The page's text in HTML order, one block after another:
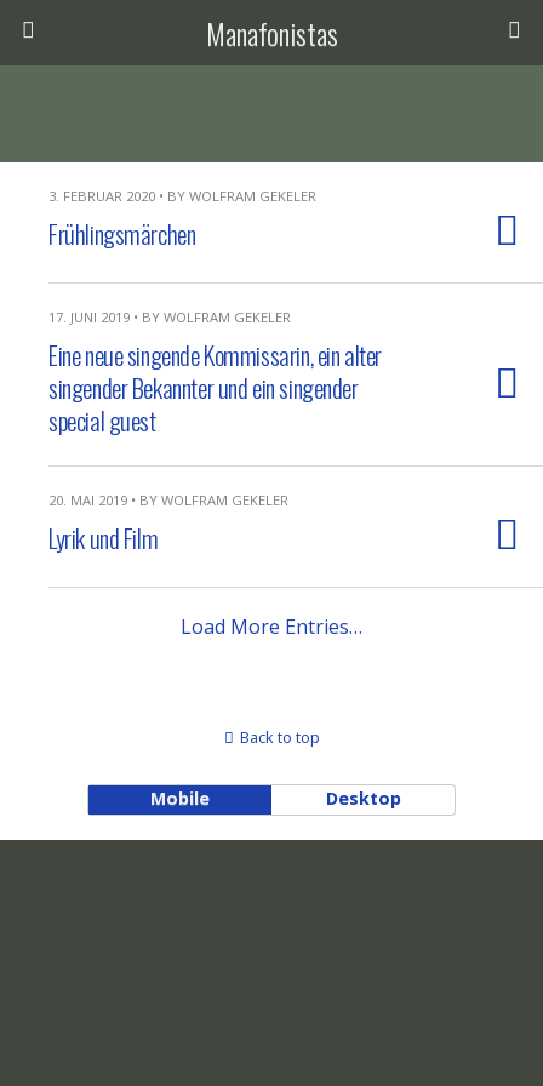
Manafonistas
3. FEBRUAR 2020 • BY WOLFRAM GEKELER
Frühlingsmärchen
17. JUNI 2019 • BY WOLFRAM GEKELER
Eine neue singende Kommissarin, ein alter
singender Bekannter und ein singender
special guest
20. MAI 2019 • BY WOLFRAM GEKELER
Lyrik und Film
Load More Entries…
Back to top
Mobile Desktop